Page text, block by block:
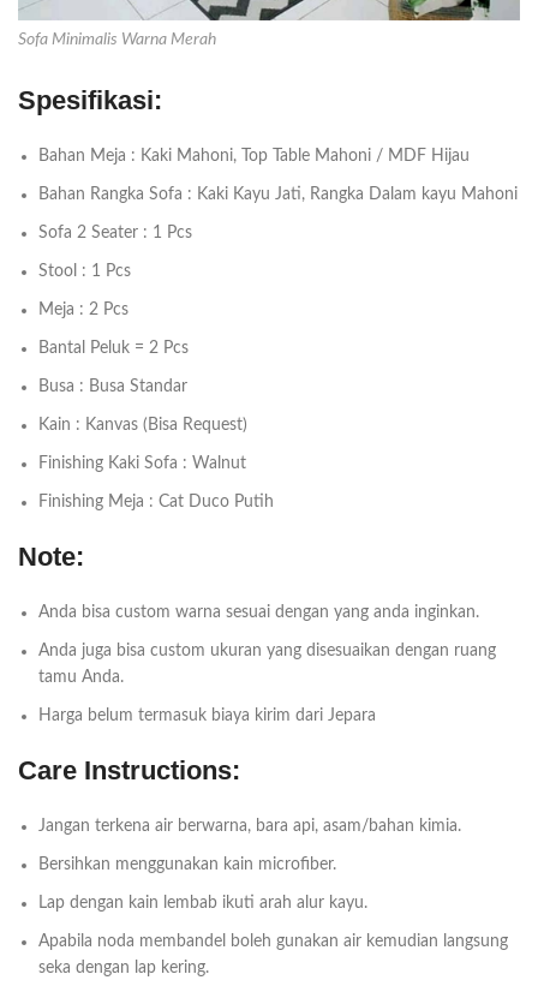
Sofa Minimalis Warna Merah
Spesifikasi:
Bahan Meja : Kaki Mahoni, Top Table Mahoni / MDF Hijau
Bahan Rangka Sofa : Kaki Kayu Jati, Rangka Dalam kayu Mahoni
Sofa 2 Seater : 1 Pcs
Stool : 1 Pcs
Meja : 2 Pcs
Bantal Peluk = 2 Pcs
Busa : Busa Standar
Kain : Kanvas (Bisa Request)
Finishing Kaki Sofa : Walnut
Finishing Meja : Cat Duco Putih
Note:
Anda bisa custom warna sesuai dengan yang anda inginkan.
Anda juga bisa custom ukuran yang disesuaikan dengan ruang
tamu Anda.
Harga belum termasuk biaya kirim dari Jepara
Care Instructions:
Jangan terkena air berwarna, bara api, asam/bahan kimia.
Bersihkan menggunakan kain microfiber.
Lap dengan kain lembab ikuti arah alur kayu.
Apabila noda membandel boleh gunakan air kemudian langsung
seka dengan lap kering.